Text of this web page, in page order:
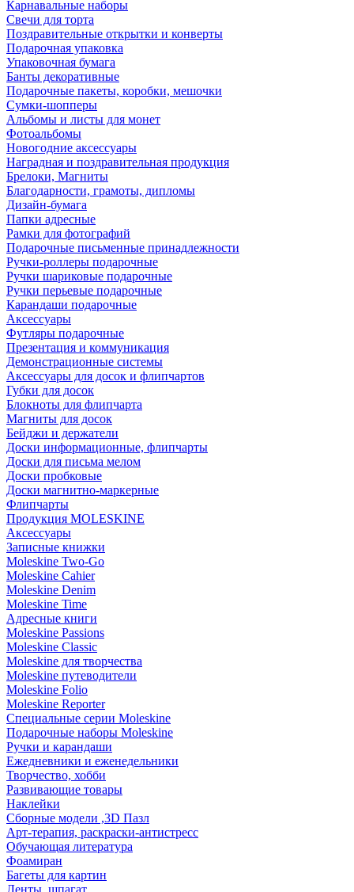
Карнавальные наборы
Свечи для торта
Поздравительные открытки и конверты
Подарочная упаковка
Упаковочная бумага
Банты декоративные
Подарочные пакеты, коробки, мешочки
Сумки-шопперы
Альбомы и листы для монет
Фотоальбомы
Новогодние аксессуары
Наградная и поздравительная продукция
Брелоки, Магниты
Благодарности, грамоты, дипломы
Дизайн-бумага
Папки адресные
Рамки для фотографий
Подарочные письменные принадлежности
Ручки-роллеры подарочные
Ручки шариковые подарочные
Ручки перьевые подарочные
Карандаши подарочные
Аксессуары
Футляры подарочные
Презентация и коммуникация
Демонстрационные системы
Аксессуары для досок и флипчартов
Губки для досок
Блокноты для флипчарта
Магниты для досок
Бейджи и держатели
Доски информационные, флипчарты
Доски для письма мелом
Доски пробковые
Доски магнитно-маркерные
Флипчарты
Продукция MOLESKINE
Аксессуары
Записные книжки
Moleskine Two-Go
Moleskine Cahier
Moleskine Denim
Moleskine Time
Адресные книги
Moleskine Passions
Moleskine Classic
Moleskine для творчества
Moleskine путеводители
Moleskine Folio
Moleskine Reporter
Специальные серии Moleskine
Подарочные наборы Moleskine
Ручки и карандаши
Ежедневники и еженедельники
Творчество, хобби
Развивающие товары
Наклейки
Сборные модели ,3D Пазл
Арт-терапия, раскраски-антистресс
Обучающая литература
Фоамиран
Багеты для картин
Ленты, шпагат